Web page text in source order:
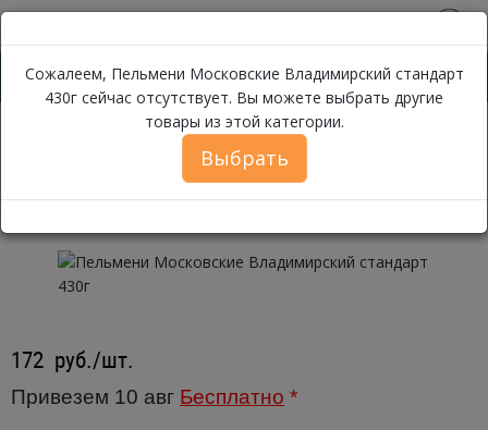
0
Замороженные продукты Пельмени
Сожалеем, Пельмени Московские Владимирский стандарт
430г сейчас отсутствует. Вы можете выбрать другие
товары из этой категории.
Выбрать
Пельмени Московские
Владимирский стандарт 430г
172 руб./шт.
Привезем 10 авг Бесплатно *